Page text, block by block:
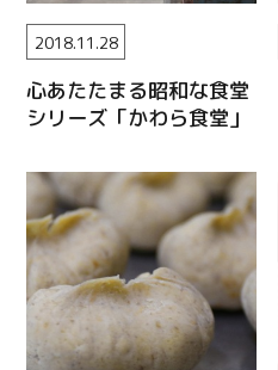
心あたたまる昭和な食堂
シリーズ「かわら食堂」
2018.11.28